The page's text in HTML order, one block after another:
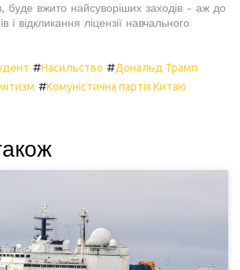
буде вжито найсуворіших заходів - аж до
і відкликання ліцензії навчального
#Насильство #Дональд Трамп
#Комуністична партія Китаю